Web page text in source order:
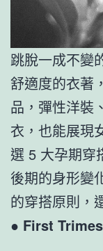
跳脫一成不變
舒適度的衣著
品，彈性洋裝
衣，也能展現
選 5 大孕期穿
後期的身形變
的穿搭原則，
● First